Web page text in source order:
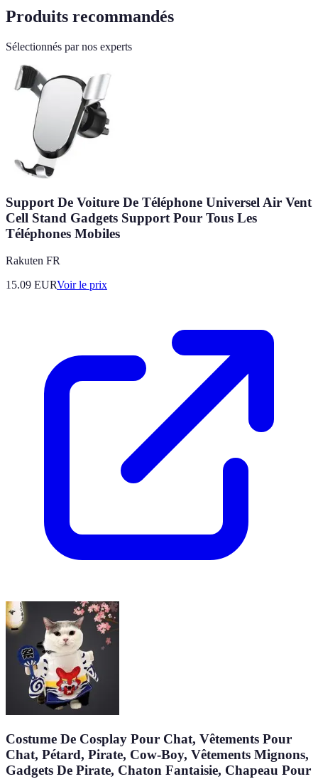
Produits recommandés
Sélectionnés par nos experts
Support De Voiture De Téléphone Universel Air Vent
Cell Stand Gadgets Support Pour Tous Les
Téléphones Mobiles
Rakuten FR
15.09 EURVoir le prix
Costume De Cosplay Pour Chat, Vêtements Pour
Chat, Pétard, Pirate, Cow-Boy, Vêtements Mignons,
Gadgets De Pirate, Chaton Fantaisie, Chapeau Pour